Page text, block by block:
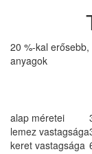
20 %-kal
anyagok
alap méretei
lemez vastagsága
keret vastagsága